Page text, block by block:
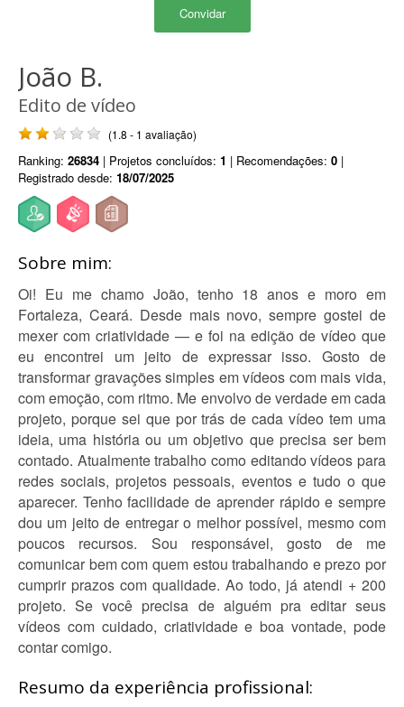
Convidar
João B.
Edito de vídeo
(1.8 - 1 avaliação)
Ranking: 26834 | Projetos concluídos: 1 | Recomendações: 0 |
Registrado desde: 18/07/2025
Sobre mim:
Oi! Eu me chamo João, tenho 18 anos e moro em
Fortaleza, Ceará. Desde mais novo, sempre gostei de
mexer com criatividade — e foi na edição de vídeo que
eu encontrei um jeito de expressar isso. Gosto de
transformar gravações simples em vídeos com mais vida,
com emoção, com ritmo. Me envolvo de verdade em cada
projeto, porque sei que por trás de cada vídeo tem uma
ideia, uma história ou um objetivo que precisa ser bem
contado. Atualmente trabalho como editando vídeos para
redes sociais, projetos pessoais, eventos e tudo o que
aparecer. Tenho facilidade de aprender rápido e sempre
dou um jeito de entregar o melhor possível, mesmo com
poucos recursos. Sou responsável, gosto de me
comunicar bem com quem estou trabalhando e prezo por
cumprir prazos com qualidade. Ao todo, já atendi + 200
projeto. Se você precisa de alguém pra editar seus
vídeos com cuidado, criatividade e boa vontade, pode
contar comigo.
Resumo da experiência profissional: